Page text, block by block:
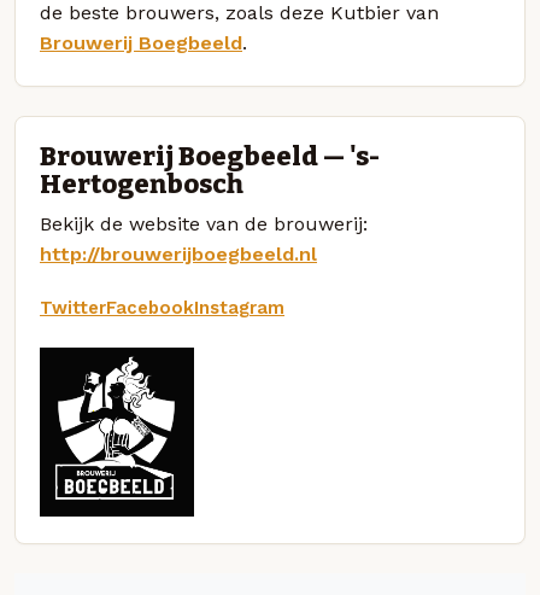
de beste brouwers, zoals deze Kutbier van
Brouwerij Boegbeeld.
Brouwerij Boegbeeld — 's-
Hertogenbosch
Bekijk de website van de brouwerij:
http://brouwerijboegbeeld.nl
TwitterFacebookInstagram